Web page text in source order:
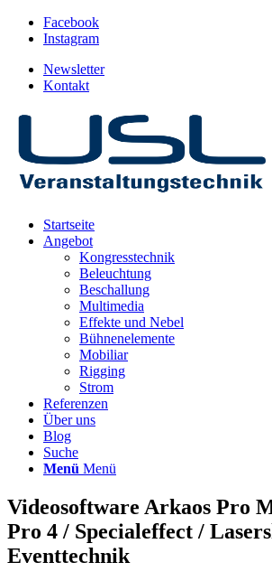
Facebook
Instagram
Newsletter
Kontakt
Startseite
Angebot
Kongresstechnik
Beleuchtung
Beschallung
Multimedia
Effekte und Nebel
Bühnenelemente
Mobiliar
Rigging
Strom
Referenzen
Über uns
Blog
Suche
Menü Menü
Videosoftware Arkaos Pro
Pro 4 / Specialeffect /
Eventtechnik